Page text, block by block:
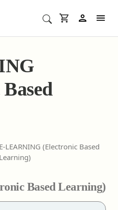
E-LEARNING (Electronic Based
Learning)
Based Learning)